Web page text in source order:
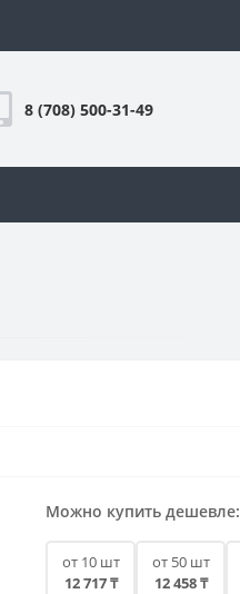
8 (708) 500-31-49
Можно купить дешевле:
от 10 шт
12 717 ₸
от 50 шт
12 458 ₸